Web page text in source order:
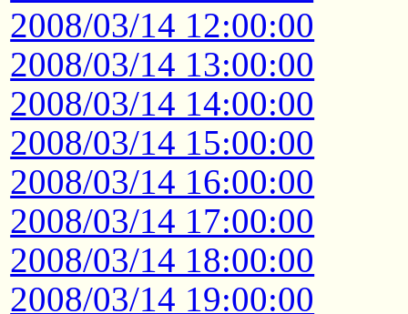
2008/03/14 12:00:00
2008/03/14 13:00:00
2008/03/14 14:00:00
2008/03/14 15:00:00
2008/03/14 16:00:00
2008/03/14 17:00:00
2008/03/14 18:00:00
2008/03/14 19:00:00